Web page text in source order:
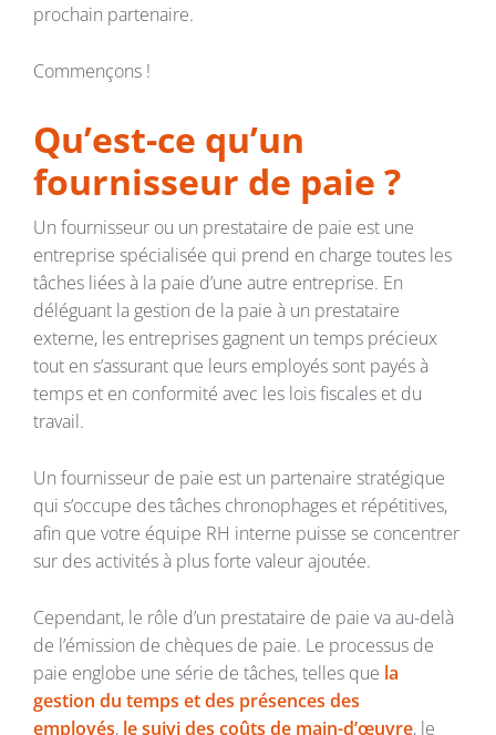
prochain partenaire.
Commençons !
Qu’est-ce qu’un
fournisseur de paie ?
Un fournisseur ou un prestataire de paie est une
entreprise spécialisée qui prend en charge toutes les
tâches liées à la paie d’une autre entreprise. En
déléguant la gestion de la paie à un prestataire
externe, les entreprises gagnent un temps précieux
tout en s’assurant que leurs employés sont payés à
temps et en conformité avec les lois fiscales et du
travail.
Un fournisseur de paie est un partenaire stratégique
qui s’occupe des tâches chronophages et répétitives,
afin que votre équipe RH interne puisse se concentrer
sur des activités à plus forte valeur ajoutée.
Cependant, le rôle d’un prestataire de paie va au-delà
de l’émission de chèques de paie. Le processus de
paie englobe une série de tâches, telles que la
gestion du temps et des présences des
employés, le suivi des coûts de main-d’œuvre, le